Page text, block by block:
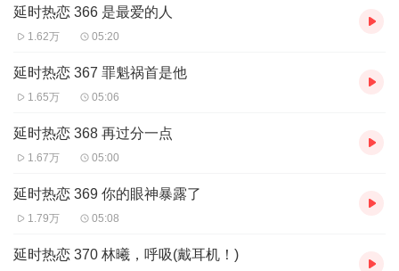
延时热恋 366 是最爱的人
1.62万 05:20
延时热恋 367 罪魁祸首是他
1.65万 05:06
延时热恋 368 再过分一点
1.67万 05:00
延时热恋 369 你的眼神暴露了
1.79万 05:08
延时热恋 370 林曦，呼吸(戴耳机！)